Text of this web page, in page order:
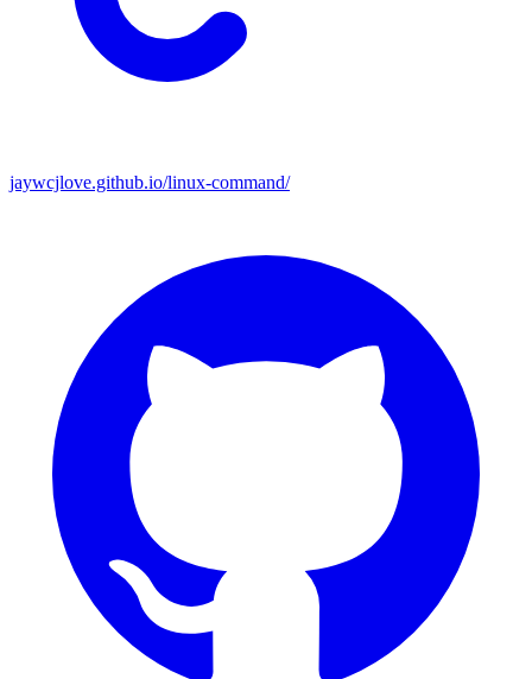
jaywcjlove.github.io/linux-command/